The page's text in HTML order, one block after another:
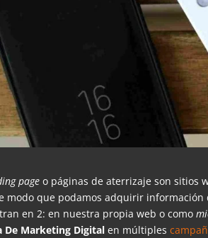
page o páginas de aterrizaje son sitios
modo que podamos adquirir información
en 2: en nuestra propia web o como
De Marketing Digital en múltiples